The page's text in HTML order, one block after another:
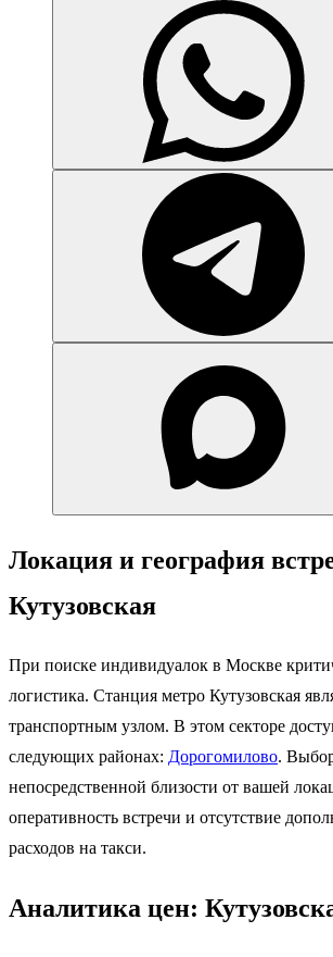
Локация и география
Кутузовская
При поиске индивидуалок в Москве
логистика. Станция метро Кутузовская
транспортным узлом. В этом секторе
следующих районах: Дорогомилово.
непосредственной близости от вашей
оперативность встречи и отсутствие
расходов на такси.
Аналитика цен: